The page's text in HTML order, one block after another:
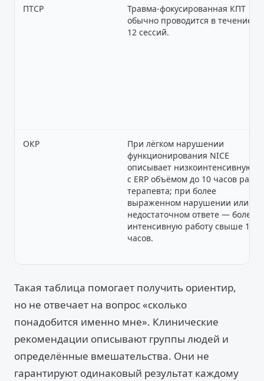
ПТСР
Травма-фокусированная КПТ
обычно проводится в течение 8–
12 сессий.
ОКР
При лёгком нарушении
функционирования NICE
описывает низкоинтенсивную
с ERP объёмом до 10 часов
терапевта; при более
выраженном нарушении или
недостаточном ответе — более
интенсивную работу свыше 10
часов.
Такая таблица помогает получить ориентир,
но не отвечает на вопрос «сколько
понадобится именно мне». Клинические
рекомендации описывают группы людей и
определённые вмешательства. Они не
гарантируют одинаковый результат каждому